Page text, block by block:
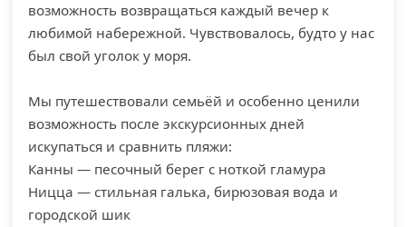
возможность возвращаться каждый вечер к
любимой набережной. Чувствовалось, будто у нас
был свой уголок у моря.
Мы путешествовали семьёй и особенно ценили
возможность после экскурсионных дней
искупаться и сравнить пляжи:
Канны — песочный берег с ноткой гламура
Ницца — стильная галька, бирюзовая вода и
городской шик